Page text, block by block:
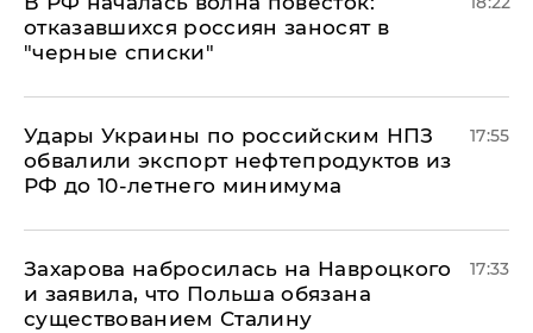
отказавшихся россиян заносят в
"черные списки"
Удары Украины по российским НПЗ
обвалили экспорт нефтепродуктов из
РФ до 10-летнего минимума
17:55
​Захарова набросилась на Навроцкого
и заявила, что Польша обязана
существованием Сталину
17:33